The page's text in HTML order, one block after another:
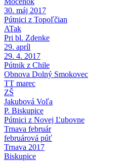
30. máj 2017
Pútnici z Topoľčian
ATak
Pri bl. Zdenke
29. apríl
29. 4. 2017
Pútnik z Chile
Obnova Dolný Smokovec
TT marec
ZŠ
Jakubová Voľa
P. Biskupice
Pútnici z Novej Ľubovne
Trnava február
februárová púť
Trnava 2017
Biskupice